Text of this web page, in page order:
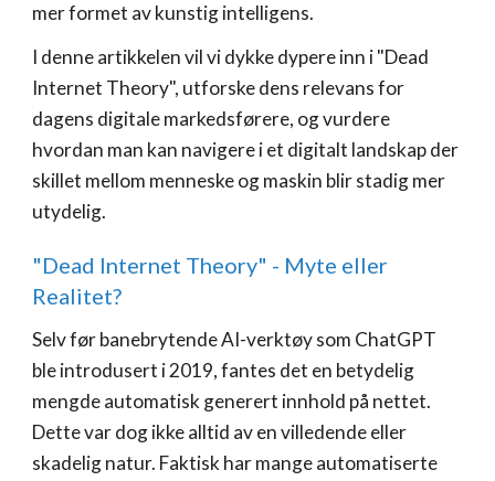
mer formet av kunstig intelligens.
I denne artikkelen vil vi dykke dypere inn i "Dead
Internet Theory", utforske dens relevans for
dagens digitale markedsførere, og vurdere
hvordan man kan navigere i et digitalt landskap der
skillet mellom menneske og maskin blir stadig mer
utydelig.
"Dead Internet Theory" - Myte eller
Realitet?
Selv før banebrytende AI-verktøy som ChatGPT
ble introdusert i 2019, fantes det en betydelig
mengde automatisk generert innhold på nettet.
Dette var dog ikke alltid av en villedende eller
skadelig natur. Faktisk har mange automatiserte